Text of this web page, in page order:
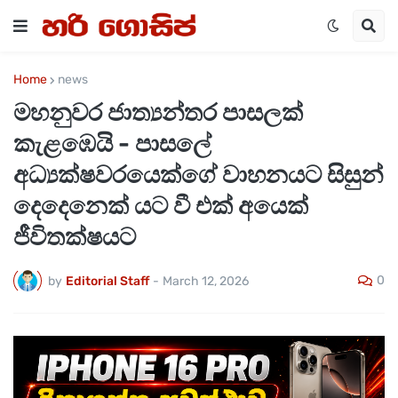
Home news
මහනුවර ජාත්‍යන්තර පාසලක්
කැළඹෙයි - පාසලේ
අධ්‍යක්ෂවරයෙක්ගේ වාහනයට සිසුන්
දෙදෙනෙක් යට වී එක් අයෙක්
ජීවිතක්ෂයට
by Editorial Staff - March 12, 2026 0